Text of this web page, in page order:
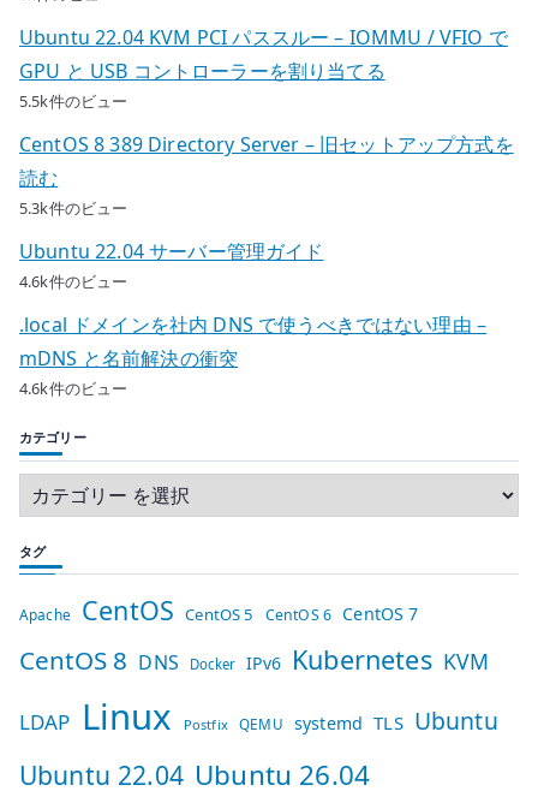
Ubuntu 22.04 KVM PCI パススルー – IOMMU / VFIO で
GPU と USB コントローラーを割り当てる
5.5k件のビュー
CentOS 8 389 Directory Server – 旧セットアップ方式を
読む
5.3k件のビュー
Ubuntu 22.04 サーバー管理ガイド
4.6k件のビュー
.local ドメインを社内 DNS で使うべきではない理由 –
mDNS と名前解決の衝突
4.6k件のビュー
カテゴリー
タグ
Apache CentOS CentOS 5 CentOS 6 CentOS 7
CentOS 8 DNS Docker IPv6 Kubernetes KVM
LDAP Linux Postfix QEMU systemd TLS Ubuntu
Ubuntu 22.04 Ubuntu 26.04